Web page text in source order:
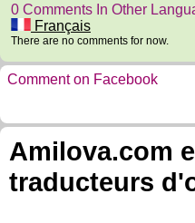
0 Comments In Other
Français
There are no comments for now.
Comment on Facebook
Amilova.com
traducteurs